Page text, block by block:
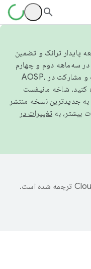
پایدار ترانک و تضمین
در سه‌ماهه دوم و چهارم
کنید. شاخه مانیفست
جدیدترین نسخه منتشر
تغییرات در
ترجمه شده است.